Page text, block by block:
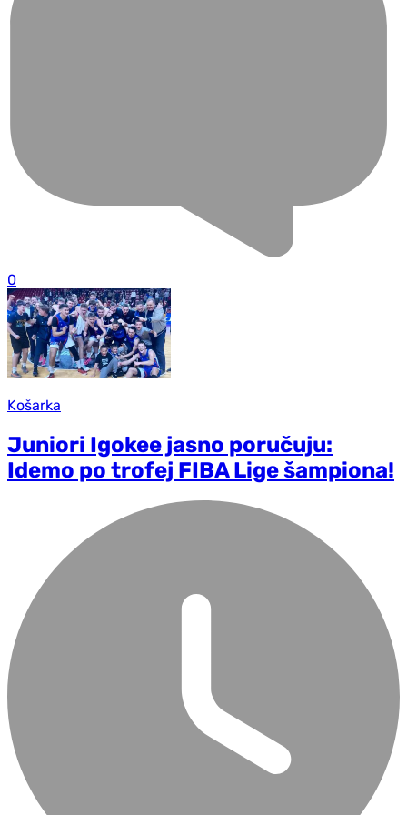
0
Košarka
Juniori Igokee jasno poručuju:
Idemo po trofej FIBA Lige šampiona!